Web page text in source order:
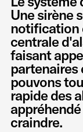
Une sirène
notification
centrale
faisant
partenaires
pouvons
rapide des
craindre.